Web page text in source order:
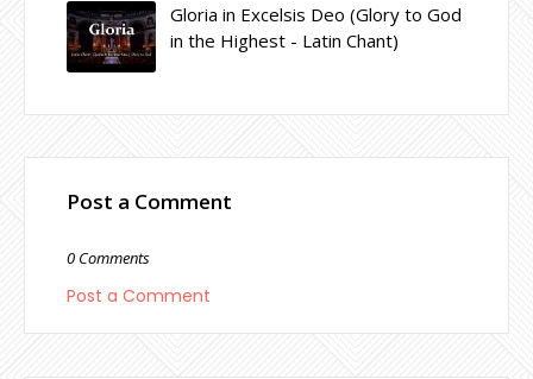
Gloria in Excelsis Deo (Glory to God
in the Highest - Latin Chant)
Post a Comment
0 Comments
Post a Comment